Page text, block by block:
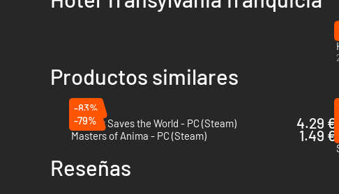
Productos similares
-83%
Nobody Saves the World - PC (Steam)
4.29 €
-79%
Masters of Anima - PC (Steam)
1.49 €
Reseñas